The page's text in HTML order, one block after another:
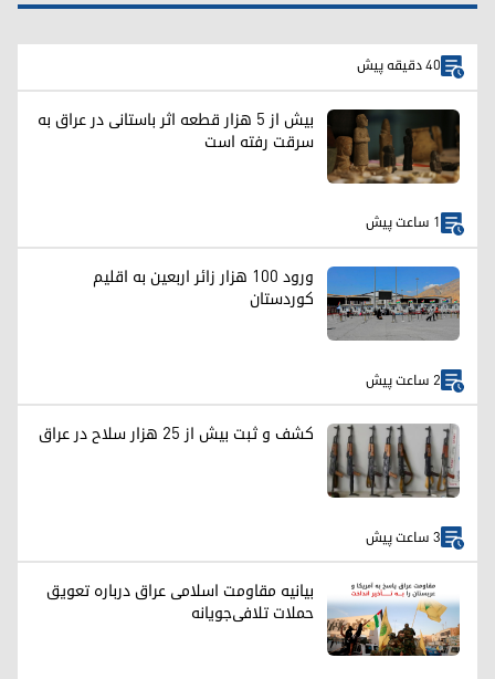
40 دقیقه پیش
بیش از ۵ هزار قطعه اثر باستانی در عراق به
سرقت رفته است
1 ساعت پیش
ورود ۱۰۰ هزار زائر اربعین به اقلیم
کوردستان
2 ساعت پیش
کشف و ثبت بیش از ۲۵ هزار سلاح در عراق
3 ساعت پیش
بیانیه مقاومت اسلامی عراق درباره تعویق
حملات تلافی‌جویانه